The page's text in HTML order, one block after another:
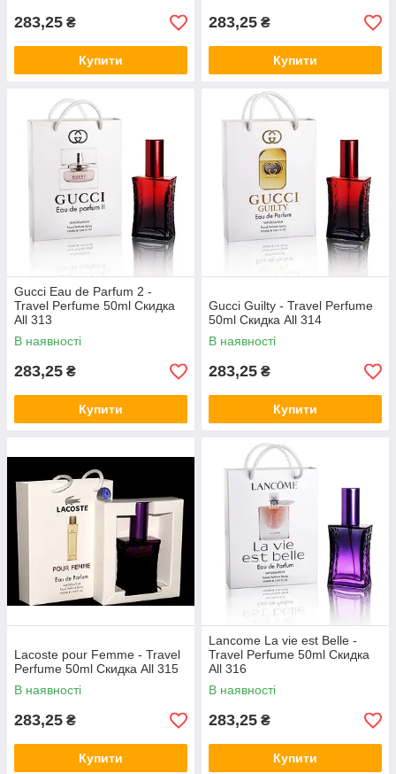
283,25 ₴
Купити
283,25 ₴
Купити
Gucci Eau de Parfum 2 -
Travel Perfume 50ml Скидка
All 313
В наявності
283,25 ₴
Купити
Gucci Guilty - Travel Perfume
50ml Скидка All 314
В наявності
283,25 ₴
Купити
Lacoste pour Femme - Travel
Perfume 50ml Скидка All 315
В наявності
283,25 ₴
Купити
Lancome La vie est Belle -
Travel Perfume 50ml Скидка
All 316
В наявності
283,25 ₴
Купити